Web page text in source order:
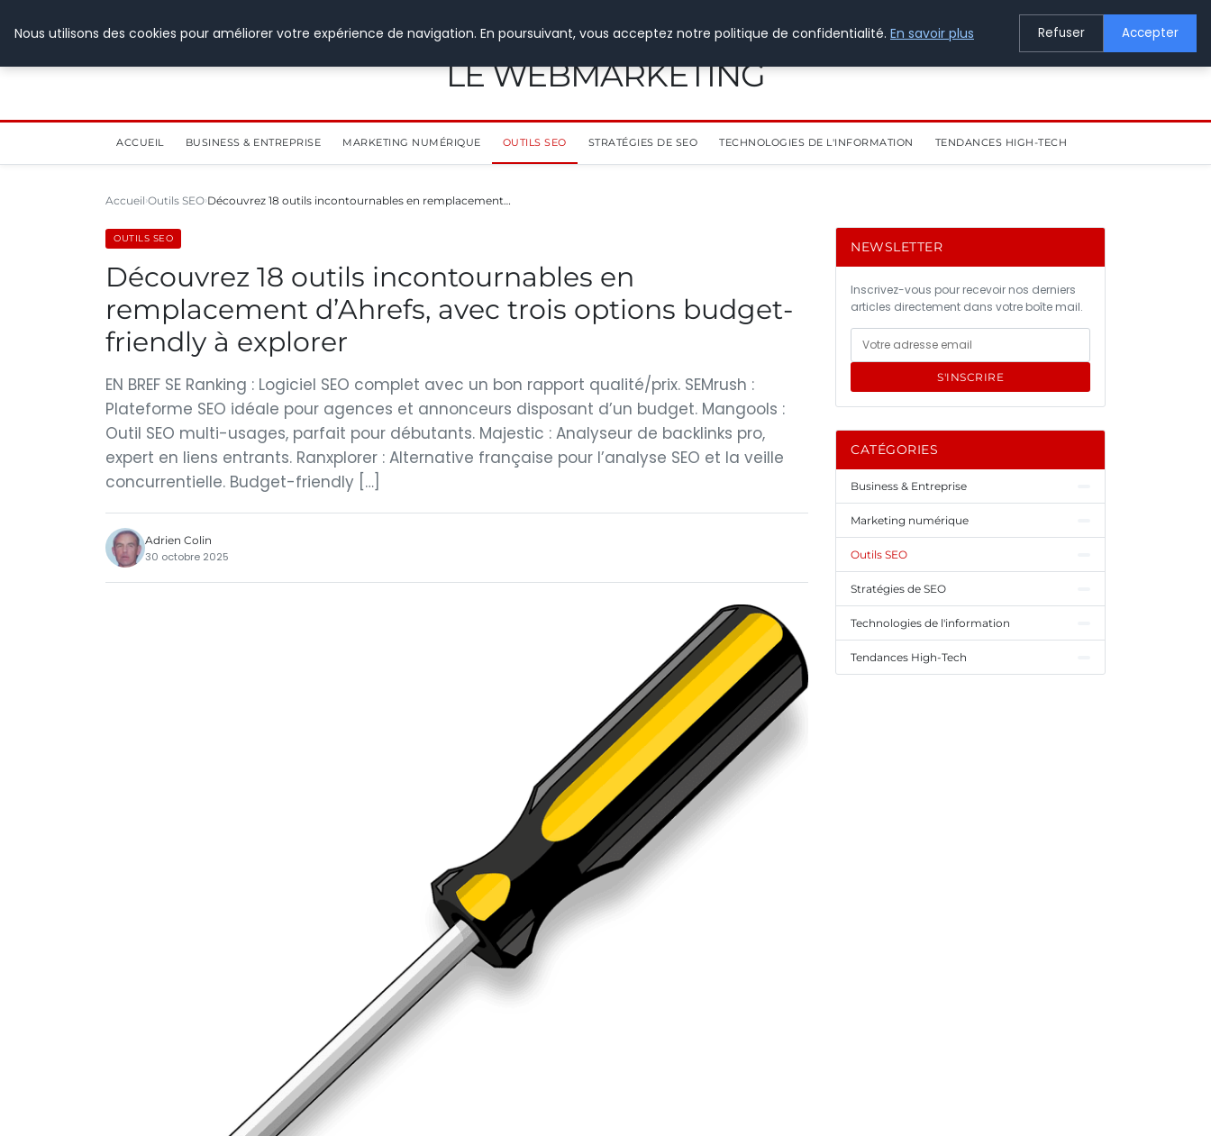
LE WEBMARKETING
ACCUEIL BUSINESS & ENTREPRISE MARKETING NUMÉRIQUE OUTILS SEO STRATÉGIES DE SEO TECHNOLOGIES DE L'INFORMATION TENDANCES HIGH-TECH
Accueil Outils SEO Découvrez 18 outils incontournables en remplacement…
OUTILS SEO
Découvrez 18 outils incontournables en
remplacement d’Ahrefs, avec trois options budget-
friendly à explorer
EN BREF SE Ranking : Logiciel SEO complet avec un bon rapport qualité/prix. SEMrush :
Plateforme SEO idéale pour agences et annonceurs disposant d’un budget. Mangools :
Outil SEO multi-usages, parfait pour débutants. Majestic : Analyseur de backlinks pro,
expert en liens entrants. Ranxplorer : Alternative française pour l’analyse SEO et la veille
concurrentielle. Budget-friendly […]
Adrien Colin
30 octobre 2025
NEWSLETTER
Inscrivez-vous pour recevoir nos derniers
articles directement dans votre boîte mail.
S'INSCRIRE
CATÉGORIES
Business & Entreprise
Marketing numérique
Outils SEO
Stratégies de SEO
Technologies de l'information
Tendances High-Tech
Nous utilisons des cookies pour améliorer votre expérience de navigation. En poursuivant, vous acceptez notre politique de confidentialité. En savoir plus Refuser Accepter